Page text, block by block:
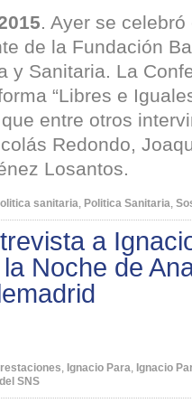
. Ayer se
de la Fundación
y Sanitaria. La
“Libres e
entre otros
Redondo,
Losantos.
sanitaria Politica Sanitaria
a
Noche de
Ignacio Para Ignacio
SNS